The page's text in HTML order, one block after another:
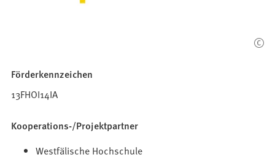
Förderkennzeichen
13FHOI14IA
Kooperations-/Projektpartner
Westfälische Hochschule